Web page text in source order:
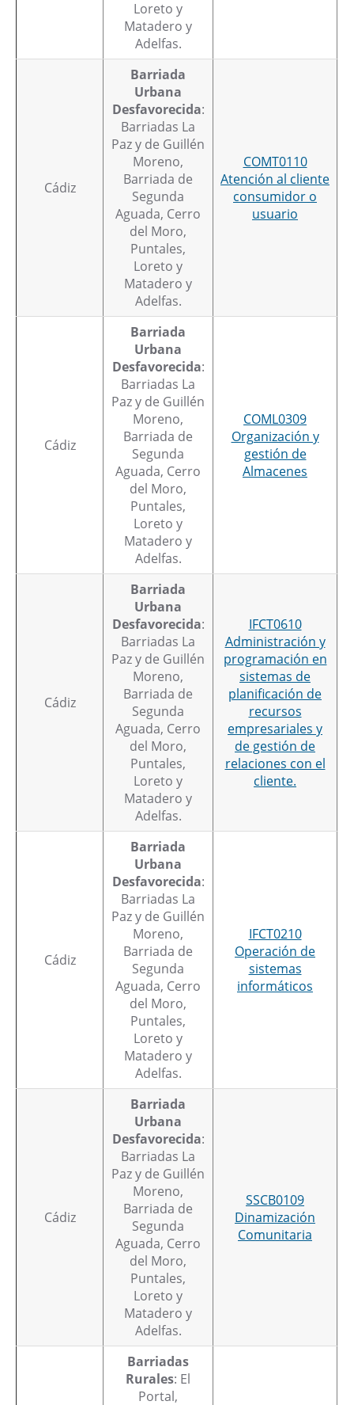
Loreto y
Matadero y
Adelfas.
Cádiz
Barriada
Urbana
Desfavorecida:
Barriadas La
Paz y de Guillén
Moreno,
Barriada de
Segunda
Aguada, Cerro
del Moro,
Puntales,
Loreto y
Matadero y
Adelfas.
COMT0110
Atención al cliente
consumidor o
usuario
Cádiz
Barriada
Urbana
Desfavorecida:
Barriadas La
Paz y de Guillén
Moreno,
Barriada de
Segunda
Aguada, Cerro
del Moro,
Puntales,
Loreto y
Matadero y
Adelfas.
COML0309
Organización y
gestión de
Almacenes
Cádiz
Barriada
Urbana
Desfavorecida:
Barriadas La
Paz y de Guillén
Moreno,
Barriada de
Segunda
Aguada, Cerro
del Moro,
Puntales,
Loreto y
Matadero y
Adelfas.
IFCT0610
Administración y
programación en
sistemas de
planificación de
recursos
empresariales y
de gestión de
relaciones con el
cliente.
Cádiz
Barriada
Urbana
Desfavorecida:
Barriadas La
Paz y de Guillén
Moreno,
Barriada de
Segunda
Aguada, Cerro
del Moro,
Puntales,
Loreto y
Matadero y
Adelfas.
IFCT0210
Operación de
sistemas
informáticos
Cádiz
Barriada
Urbana
Desfavorecida:
Barriadas La
Paz y de Guillén
Moreno,
Barriada de
Segunda
Aguada, Cerro
del Moro,
Puntales,
Loreto y
Matadero y
Adelfas.
SSCB0109
Dinamización
Comunitaria
Barriadas
Rurales: El
Portal,